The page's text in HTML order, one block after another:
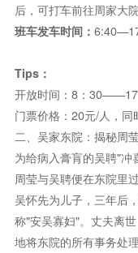
后，可打车前往周家大院
班车发车时间：
Tips：
开放时间：8：
门票价格：20元/人，
二、吴家东院：揭秘周
为给病入膏肓的吴聘"冲
周莹与吴聘便在东院里
吴怀先为儿子，三年后
称"安吴寡妇"。丈夫离
地将东院的所有事务处